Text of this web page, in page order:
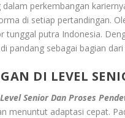
perkembangan
di setiap pertandingan.
tunggal putra Indonesia.
pandang sebagai bagian
DI LEVEL
Senior Dan Proses
menuntut adaptasi cepat.